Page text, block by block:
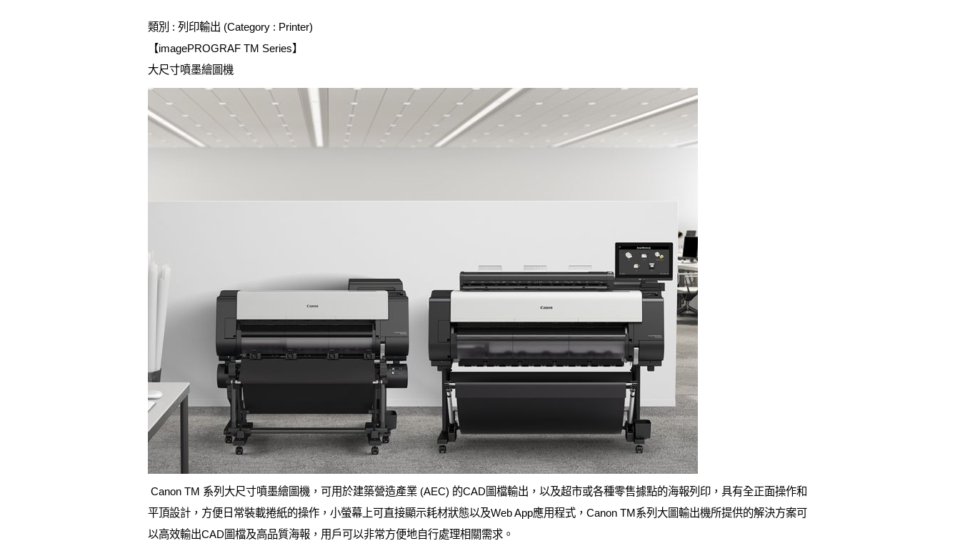
類別 : 列印輸出 (Category : Printer)
【imagePROGRAF TM Series】
大尺寸噴墨繪圖機
Canon TM 系列大尺寸噴墨繪圖機，可用於建築營造產業 (AEC) 的CAD圖檔輸出，以及超市或各種零售據點的海報列印，具有全正面操作和
平頂設計，方便日常裝載捲紙的操作，小螢幕上可直接顯示耗材狀態以及Web App應用程式，Canon TM系列大圖輸出機所提供的解決方案可
以高效輸出CAD圖檔及高品質海報，用戶可以非常方便地自行處理相關需求。